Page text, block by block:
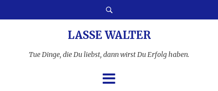
LASSE WALTER
Tue Dinge, die Du liebst, dann wirst Du Erfolg haben.